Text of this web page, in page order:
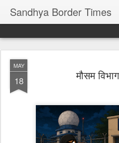
Sandhya Border Times
MAY
18 मौसम